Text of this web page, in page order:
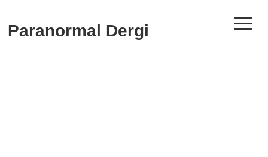
Paranormal Dergi ≡